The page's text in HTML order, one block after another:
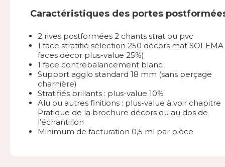
Caractéristiques des portes
2 rives postformées 2 chants strat ou pvc
1 face stratifié sélection 250 décors mat SOFEMA
faces décor plus-value 25%)
1 face contrebalancement blanc
Support agglo standard 18 mm (sans perçage
charnière)
Stratifiés brillants : plus-value 10%
Alu ou autres finitions : plus-value à voir chapitre
Pratique de la brochure décors ou au dos de
l’échantillon
Minimum de facturation 0,5 ml par pièce